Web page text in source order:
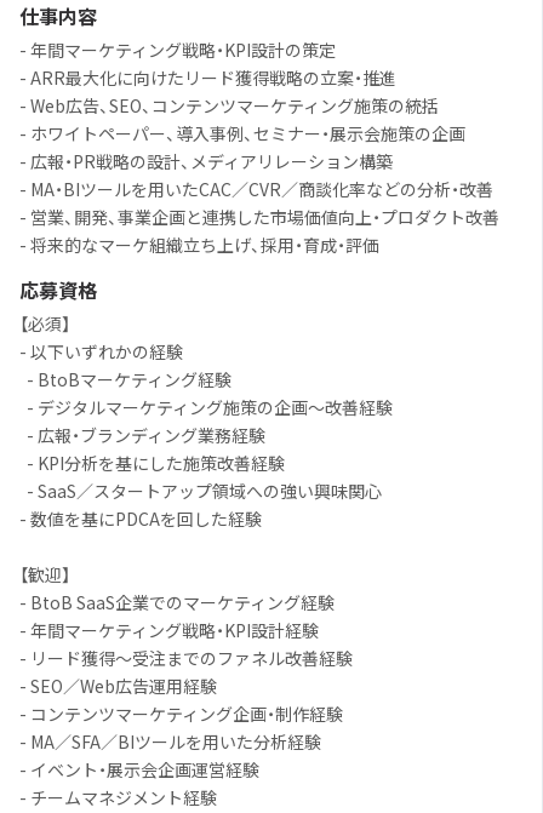
仕事内容
- 年間マーケティング戦略・KPI設計の策定
- ARR最大化に向けたリード獲得戦略の立案・推進
- Web広告、SEO、コンテンツマーケティング施策の統括
- ホワイトペーパー、導入事例、セミナー・展示会施策の企画
- 広報・PR戦略の設計、メディアリレーション構築
- MA・BIツールを用いたCAC／CVR／商談化率などの分析・改善
- 営業、開発、事業企画と連携した市場価値向上・プロダクト改善
- 将来的なマーケ組織立ち上げ、採用・育成・評価
応募資格
【必須】
- 以下いずれかの経験
- BtoBマーケティング経験
- デジタルマーケティング施策の企画〜改善経験
- 広報・ブランディング業務経験
- KPI分析を基にした施策改善経験
- SaaS／スタートアップ領域への強い興味関心
- 数値を基にPDCAを回した経験
【歓迎】
- BtoB SaaS企業でのマーケティング経験
- 年間マーケティング戦略・KPI設計経験
- リード獲得〜受注までのファネル改善経験
- SEO／Web広告運用経験
- コンテンツマーケティング企画・制作経験
- MA／SFA／BIツールを用いた分析経験
- イベント・展示会企画運営経験
- チームマネジメント経験